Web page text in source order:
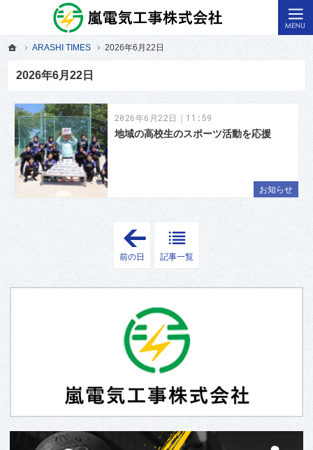
ARASHI TIMES 2026年6月22日
2026年6月22日
福島県いわき市の電気工事・原子力発電所・火力発電所の電気計装工事なら嵐電気
いわき市の電気工事・火力発電所の電気計装工事なら嵐電気
お知らせ
2026年6月22日｜11:59
地域の高校生のスポーツ活動を応援
6
1
日
」
前の日 記事一覧
ホーム
ARASHI TIMES 2026年6月22日